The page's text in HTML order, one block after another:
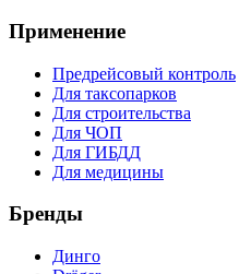
Применение
Предрейсовый контроль
Для таксопарков
Для строительства
Для ЧОП
Для ГИБДД
Для медицины
Бренды
Динго